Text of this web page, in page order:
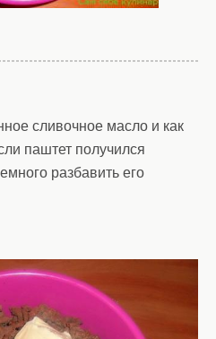
сливочное масло и как
паштет получился
разбавить его